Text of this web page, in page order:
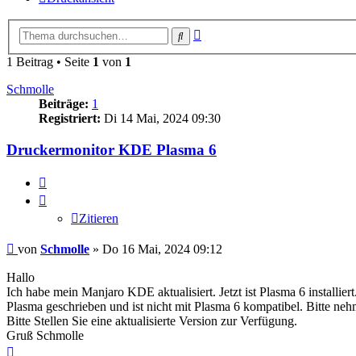
Suche
1 Beitrag • Seite 1 von 1
Schmolle
Beiträge: 1
Registriert: Di 14 Mai, 2024 09:30
Druckermonitor KDE Plasma 6
Zitieren
Beitrag
von Schmolle » Do 16 Mai, 2024 09:12
Hallo
Ich habe mein Manjaro KDE aktualisiert. Jetzt ist Plasma 6
Plasma geschrieben und ist nicht mit Plasma 6 kompatibel. Bitte
Bitte Stellen Sie eine aktualisierte Version zur Verfügung.
Gruß Schmolle